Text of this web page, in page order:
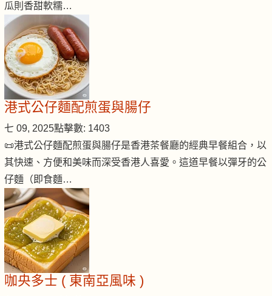
瓜則香甜軟糯…
港式公仔麵配煎蛋與腸仔
七 09, 2025點擊數: 1403
📜港式公仔麵配煎蛋與腸仔是香港茶餐廳的經典早餐組合，以
其快速、方便和美味而深受香港人喜愛。這道早餐以彈牙的公
仔麵（即食麵…
咖央多士 ( 東南亞風味 )